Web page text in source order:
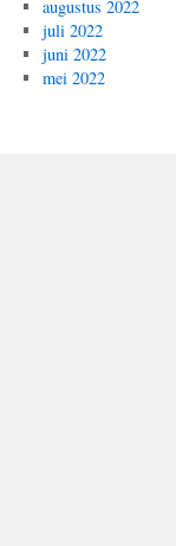
augustus 2022
juli 2022
juni 2022
mei 2022